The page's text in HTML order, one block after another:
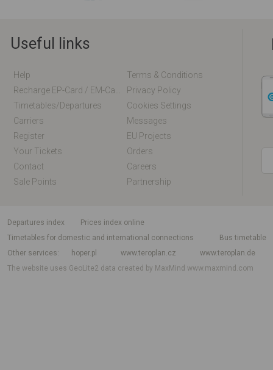
Useful links
Help
Terms & Conditions
Privacy Policy
Timetables/departures
Cookies Settings
Carriers
Messages
Register
EU Projects
Your Tickets
Orders
Contact
Careers
Sale Points
Partnership
departures index
Prices index online
Timetables for domestic and international connections
Bus timetable
Other services
hoper.pl www.teroplan.cz
www.teroplan.de
The website uses GeoLite2 data created by MaxMindwww.maxmind.com